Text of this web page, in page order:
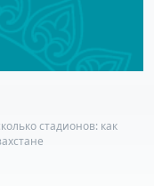
стадионов: как